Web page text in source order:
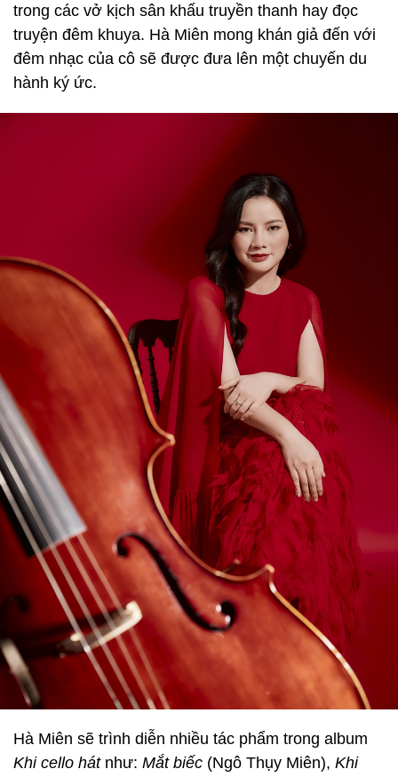
trong các vở kịch sân khấu truyền thanh hay đọc
truyện đêm khuya. Hà Miên mong khán giả đến với
đêm nhạc của cô sẽ được đưa lên một chuyến du
hành ký ức.
Hà Miên sẽ trình diễn nhiều tác phẩm trong album
Khi cello hát như: Mắt biếc (Ngô Thụy Miên), Khi